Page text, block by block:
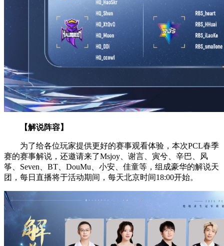
【解说阵容】
为了给各位玩家提供更好的赛事观看体验，本次PCL春季
赛的赛事解说，还邀请来了Msjoy、谢言、寅兮、辛巴、风
筝、Seven、BT、DouMu、小安、佳童等，组成豪华的解说天
团，每日直播将于活动期间，每天北京时间18:00开始。